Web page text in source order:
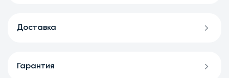
Доставка
Гарантия